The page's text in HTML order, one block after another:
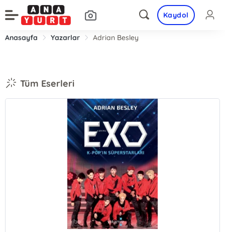
Kaydol
Anasayfa Yazarlar Adrian Besley
Tüm Eserleri